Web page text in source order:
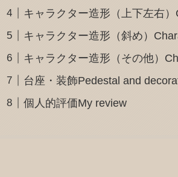
キャラクター造形（上下左右
キャラクター造形（斜め）
キャラクター造形（その他）
台座・装飾Pedestal and
個人的評価My review